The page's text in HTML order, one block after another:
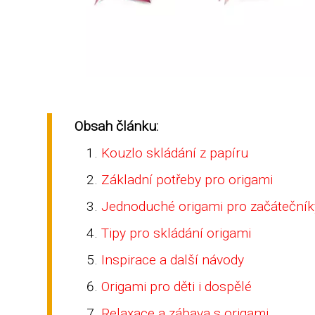
Obsah článku:
Kouzlo skládání z papíru
Základní potřeby pro origami
Jednoduché origami pro
Tipy pro skládání origami
Inspirace a další návody
Origami pro děti i dospělé